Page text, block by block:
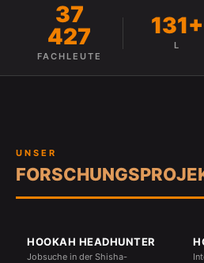
37
427
FACHLEUTE
131+
L
UNSER
HOOKAH HEADHUNTER
Jobsuche in der Shisha-